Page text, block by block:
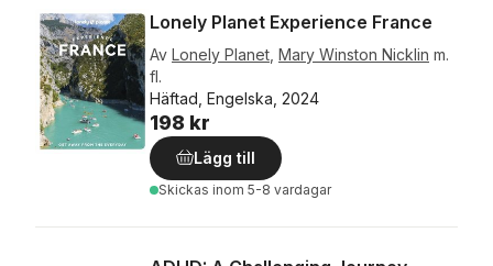
Lonely Planet Experience France
Av Lonely Planet Mary Winston Nicklin m.
fl.
Häftad, Engelska, 2024
198 kr
Lägg till
Skickas inom 5-8 vardagar